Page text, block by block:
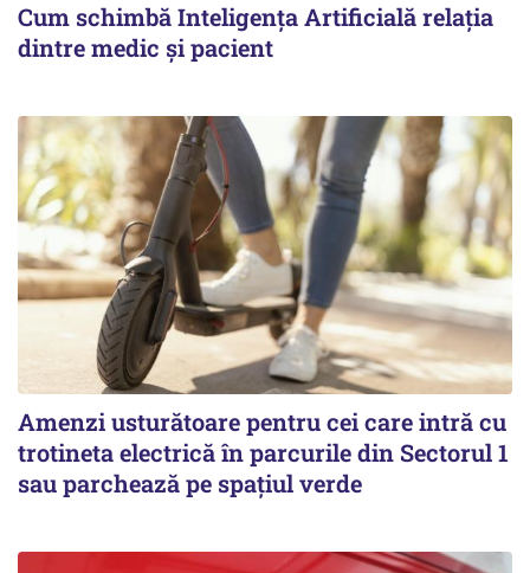
Cum schimbă Inteligența Artificială relația
dintre medic și pacient
Amenzi usturătoare pentru cei care intră cu
trotineta electrică în parcurile din Sectorul 1
sau parchează pe spațiul verde